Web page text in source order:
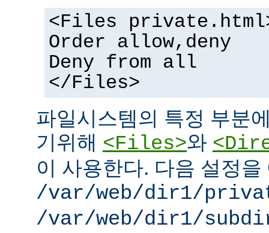
<Files
Order allow,deny
Deny from all
</Files>
파일시스템의 특정 부분
기위해 <Files>와
이 사용한다. 다음 설정을
/var/web/dir1/
/var/web/dir1/